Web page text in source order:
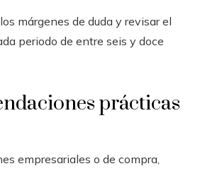
márgenes de duda y revisar el
periodo de entre seis y doce
prácticas
empresariales o de compra,